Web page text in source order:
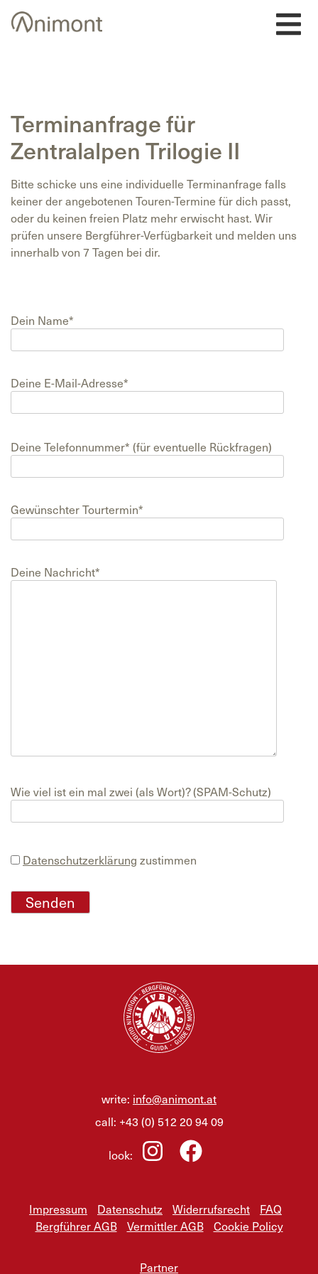
Skip
Terminanfrage für
Zentralalpen Trilogie II
Bitte schicke uns eine individuelle Terminanfrage falls
keiner der angebotenen Touren-Termine für dich passt,
oder du keinen freien Platz mehr erwischt hast. Wir
prüfen unsere Bergführer-Verfügbarkeit und melden uns
innerhalb von 7 Tagen bei dir.
Dein Name*
Deine E-Mail-Adresse*
lasse
Feld
Deine Telefonnummer* (für eventuelle Rückfragen)
Gewünschter Tourtermin*
Deine Nachricht*
Wie viel ist ein mal zwei (als Wort)? (SPAM-Schutz)
Datenschutzerklärung zustimmen
write: info@animont.at
call: +43 (0) 512 20 94 09
look:
Impressum Datenschutz Widerrufsrecht
FAQ
Bergführer AGB
Vermittler AGB Cookie Policy
Partner